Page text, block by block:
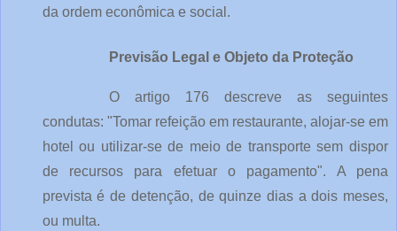
da ordem econômica e social.
Previsão Legal e Objeto da Proteção
O artigo 176 descreve as seguintes
condutas: "Tomar refeição em restaurante, alojar-se em
hotel ou utilizar-se de meio de transporte sem dispor
de recursos para efetuar o pagamento". A pena
prevista é de detenção, de quinze dias a dois meses,
ou multa.